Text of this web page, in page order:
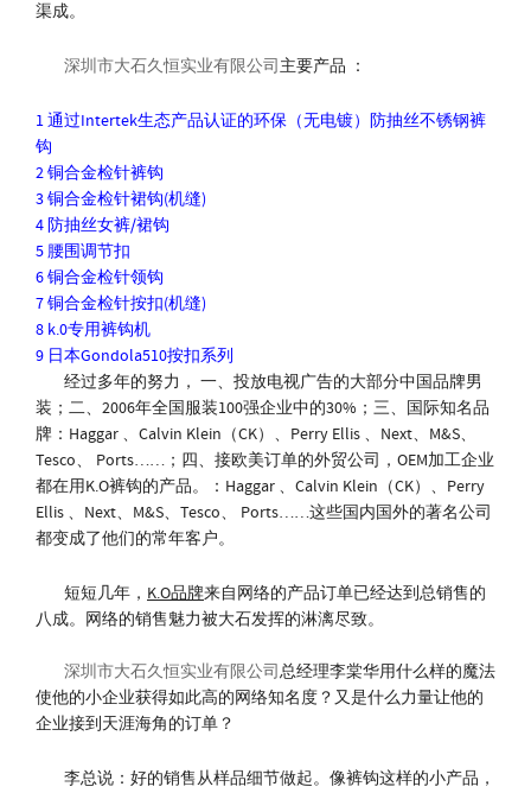
渠成。
深圳市大石久恒实业有限公司主要产品 ：
1 通过Intertek生态产品认证的环保（无电镀）防抽丝不锈钢裤
钩
2 铜合金检针裤钩
3 铜合金检针裙钩(机缝)
4 防抽丝女裤/裙钩
5 腰围调节扣
6 铜合金检针领钩
7 铜合金检针按扣(机缝)
8 k.0专用裤钩机
9 日本Gondola510按扣系列
经过多年的努力， 一、投放电视广告的大部分中国品牌男
装；二、2006年全国服装100强企业中的30%；三、国际知名品
牌：Haggar 、Calvin Klein（CK）、Perry Ellis 、Next、M&S、
Tesco、 Ports……；四、接欧美订单的外贸公司，OEM加工企业
都在用K.O裤钩的产品。：Haggar 、Calvin Klein（CK）、Perry
Ellis 、Next、M&S、Tesco、 Ports……这些国内国外的著名公司
都变成了他们的常年客户。
短短几年， K.O品牌来自网络的产品订单已经达到总销售的
八成。网络的销售魅力被大石发挥的淋漓尽致。
深圳市大石久恒实业有限公司总经理李棠华用什么样的魔法
使他的小企业获得如此高的网络知名度？又是什么力量让他的
企业接到天涯海角的订单？
李总说：好的销售从样品细节做起。像裤钩这样的小产品，